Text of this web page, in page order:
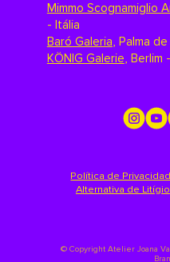
Mimmo Scognamiglio
- Itália
Baró Galeria, Palma
KÖNIG Galerie, Berlim
Política de
Alternativa de Litígio
©Copyright Atelier Joana